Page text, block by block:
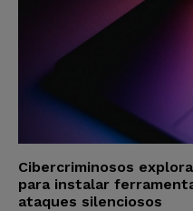
Cibercriminosos
para instalar
ataques silenciosos